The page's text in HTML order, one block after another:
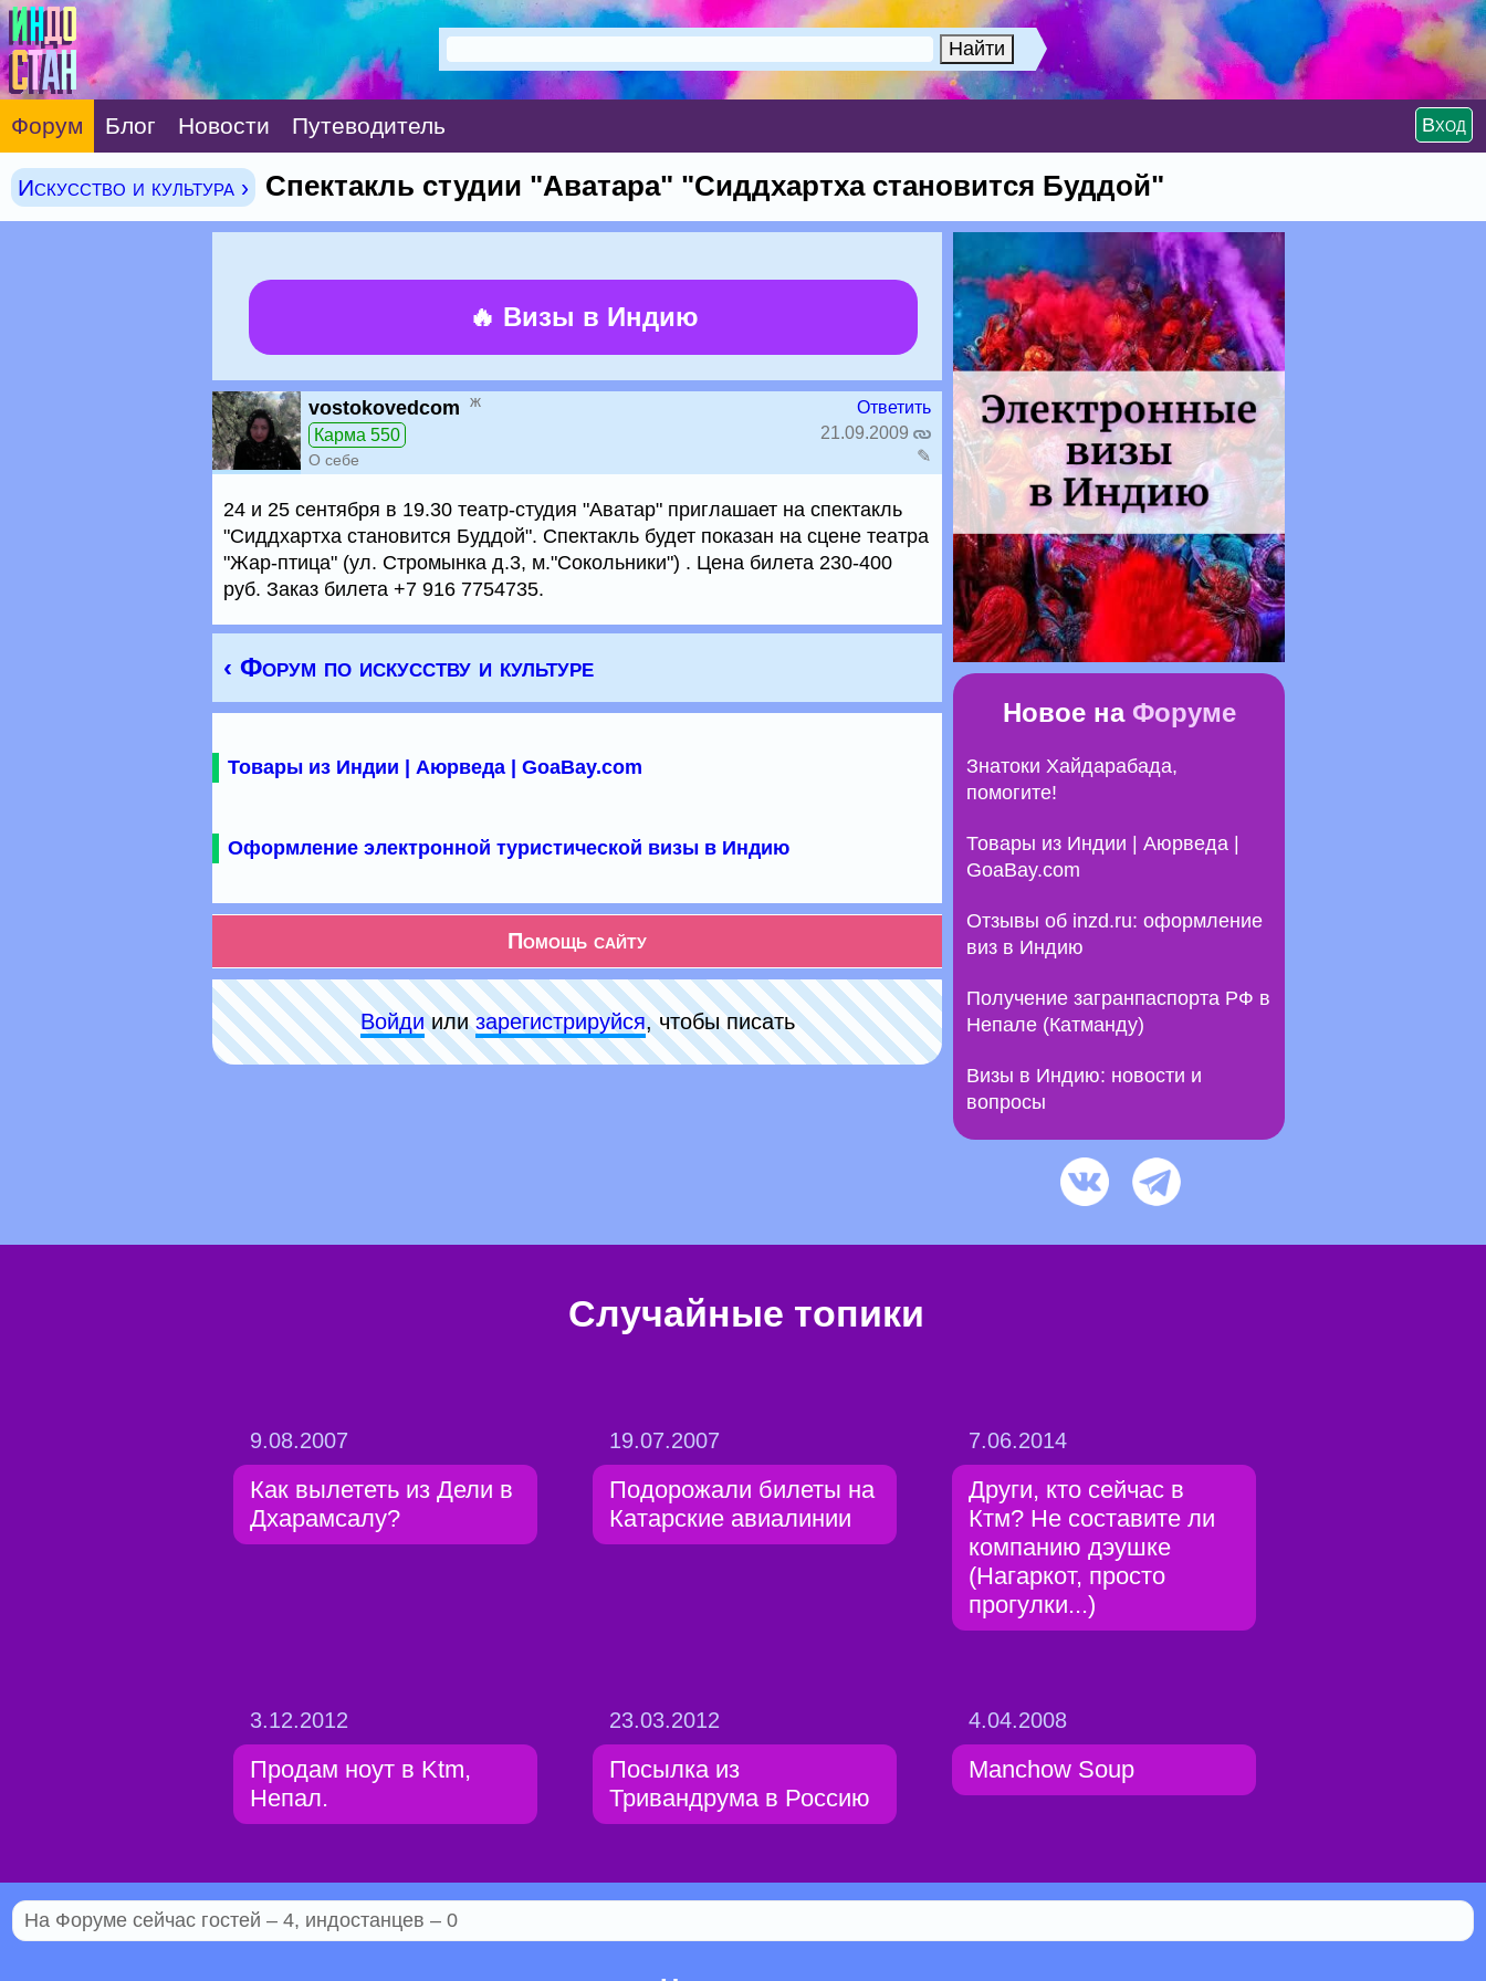
Форум Блог Новости Путеводитель Вход
Искусство и культура › Спектакль студии "Аватара" "Сиддхартха становится Буддой"
🔥 Визы в Индию
vostokovedcom ж
Карма 550
О себе
Ответить
21.09.2009
✎
24 и 25 сентября в 19.30 театр-студия "Аватар" приглашает на спектакль
"Сиддхартха становится Буддой". Спектакль будет показан на сцене театра
"Жар-птица" (ул. Стромынка д.3, м."Сокольники") . Цена билета 230-400
руб. Заказ билета +7 916 7754735.
‹ Форум по искусству и культуре
Товары из Индии | Аюрведа | GoaBay.com
Оформление электронной туристической визы в Индию
Помощь сайту
Войдиилизарeгиcтpируйся, чтобы писать
Новое на Форуме
Знатоки Хайдарабада,
помогите!
Товары из Индии | Аюрведа |
GoaBay.com
Отзывы об inzd.ru: оформление
виз в Индию
Получение загранпаспорта РФ в
Непале (Катманду)
Визы в Индию: новости и
вопросы
Случайные топики
9.08.2007
Как вылететь из Дели в
Дхарамсалу?
19.07.2007
Подорожали билеты на
Катарские авиалинии
7.06.2014
Други, кто сейчас в
Ктм? Не составите ли
компанию дэушке
(Нагаркот, просто
прогулки...)
3.12.2012
Продам ноут в Ktm,
Непал.
23.03.2012
Посылка из
Тривандрума в Россию
4.04.2008
Manchow Soup
На Форуме сейчас гостей – 4, индостанцев – 0